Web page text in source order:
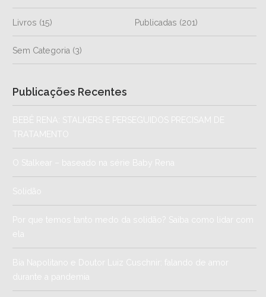
Livros (15) Publicadas (201)
Sem Categoria (3)
Publicações Recentes
BEBÊ RENA: STALKERS E PERSEGUIDOS PRECISAM DE
TRATAMENTO
O Stalkear – baseado na série Baby Rena
Solidão
Por que temos tanto medo da solidão? Saiba como lidar com
ela
Bia Napolitano e Doutor Luiz Cuschnir: falando de amor
durante a pandemia